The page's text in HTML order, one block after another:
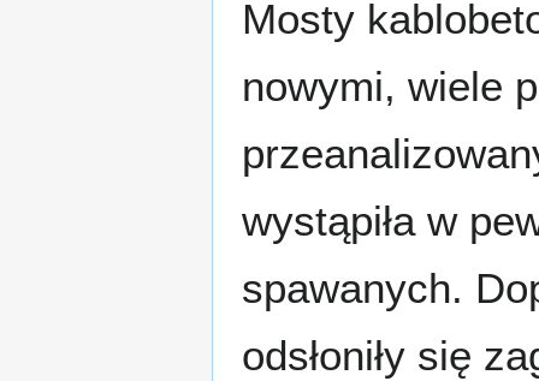
Mosty
nowymi, wiele
wystąpiła w
spawanych.
odsłoniły się